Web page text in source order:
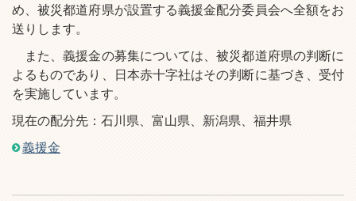
め、被災都道府県が設置する義援金配分委員会へ全額をお
送りします。
また、義援金の募集については、被災都道府県の判断に
よるものであり、日本赤十字社はその判断に基づき、受付
を実施しています。
現在の配分先：石川県、富山県、新潟県、福井県
義援金